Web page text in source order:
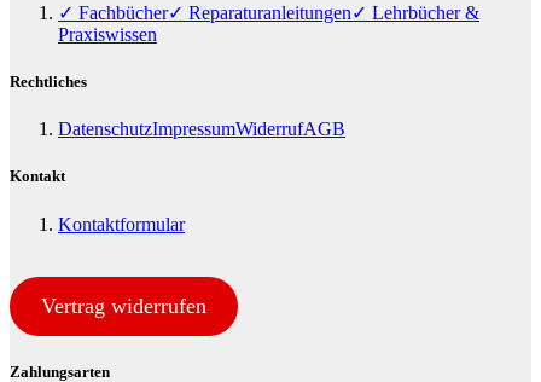
✓ Fachbücher✓ Reparaturanleitungen✓ Lehrbücher &
Praxiswissen
Rechtliches
DatenschutzImpressumWiderrufAGB
Kontakt
Kontaktformular
Vertrag widerrufen
Zahlungsarten